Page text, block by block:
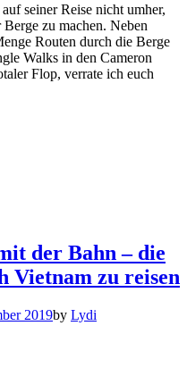
seiner Reise nicht umher,
zu machen. Neben
Routen durch die Berge
Walks in den Cameron
Flop, verrate ich euch
der Bahn – die
Vietnam zu reisen
2019by Lydi